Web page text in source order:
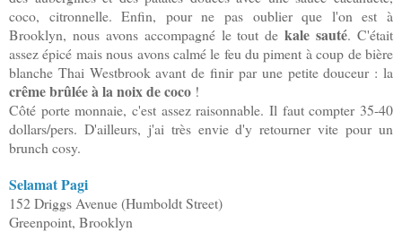
coco, citronnelle. Enfin, pour ne pas oublier que l'on est à
Brooklyn, nous avons accompagné le tout dekale sauté. C'était
assez épicé mais nous avons calmé le feu du piment à coup de bière
blanche Thai Westbrook avant de finir par une petite douceur : la
crême brûlée à la noix de coco !
Côté porte monnaie, c'est assez raisonnable. Il faut compter 35-40
dollars/pers. D'ailleurs, j'ai très envie d'y retourner vite pour un
brunch cosy.
Selamat Pagi
152 Driggs Avenue (Humboldt Street)
Greenpoint, Brooklyn